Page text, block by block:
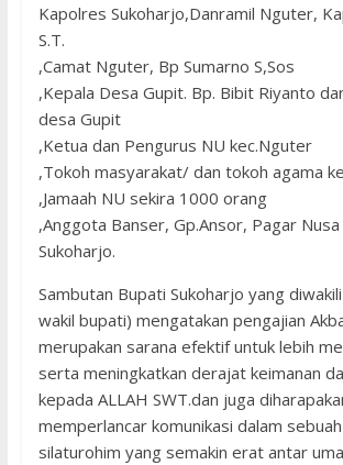
Kapolres Sukoharjo,Danramil Nguter,
S.T.
,Camat Nguter, Bp Sumarno S,Sos
,Kepala Desa Gupit. Bp. Bibit Riyanto
desa Gupit
,Ketua dan Pengurus NU kec.Nguter
,Tokoh masyarakat/ dan tokoh agama
,Jamaah NU sekira 1000 orang
,Anggota Banser, Gp.Ansor, Pagar Nusa
Sukoharjo.
Sambutan Bupati Sukoharjo yang
wakil bupati) mengatakan pengajian
merupakan sarana efektif untuk lebih
serta meningkatkan derajat keimanan
kepada ALLAH SWT.dan juga
memperlancar komunikasi dalam
silaturohim yang semakin erat antar